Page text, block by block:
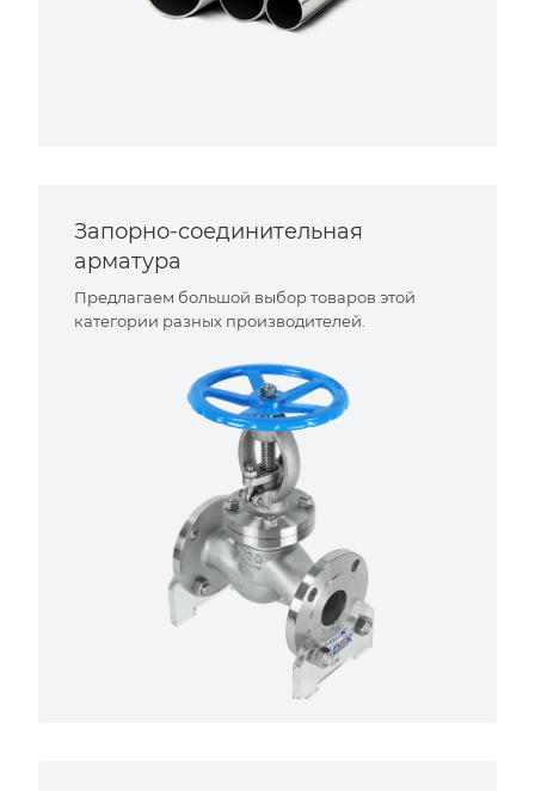
Запорно-соединительная
арматура
Предлагаем большой выбор товаров этой
категории разных производителей.